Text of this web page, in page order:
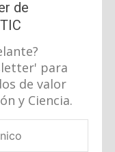
de
para
de valor
y Ciencia.